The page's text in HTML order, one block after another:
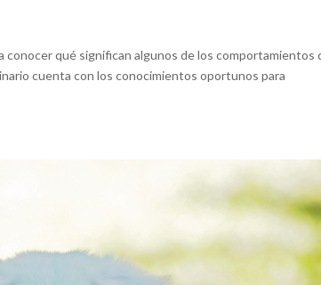
qué significan algunos de los comportamientos
cuenta con los conocimientos oportunos para